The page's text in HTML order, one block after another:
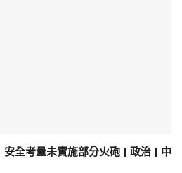
全考量未實施部分火砲 | 政治 | 中